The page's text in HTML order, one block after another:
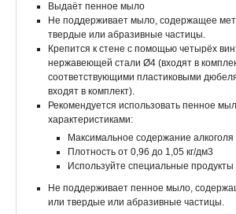
Выдаёт пенное мыло
Не поддерживает мыло, содержащее
твердые или абразивные частицы.
Крепится к стене с помощью четырёх
нержавеющей стали Ø4 (входят в
соответствующими пластиковыми
входят в комплект).
Рекомендуется использовать пенное
характеристиками:
Максимальное содержание алкоголя
Плотность от 0,96 до 1,05 кг/дм3
Используйте специальные
Не поддерживает пенное мыло,
или твердые или абразивные частицы.